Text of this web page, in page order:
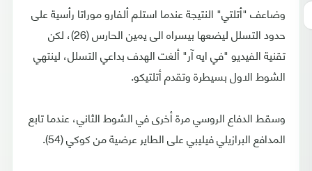
وضاعف "أتلتي" النتيجة عندما استلم ألفارو موراتا رأسية على
حدود التسلل ليضعها بيسراه الى يمين الحارس (26)، لكن
تقنية الفيديو "في ايه آر" ألغت الهدف بداعي التسلل، لينتهي
الشوط الاول بسيطرة وتقدم أتلتيكو.
وسقط الدفاع الروسي مرة أخرى في الشوط الثاني، عندما تابع
المدافع البرازيلي فيليبي على الطاير عرضية من كوكي (54).